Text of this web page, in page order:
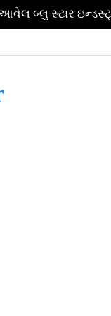
ફિલ્મી ઢબે પીછો